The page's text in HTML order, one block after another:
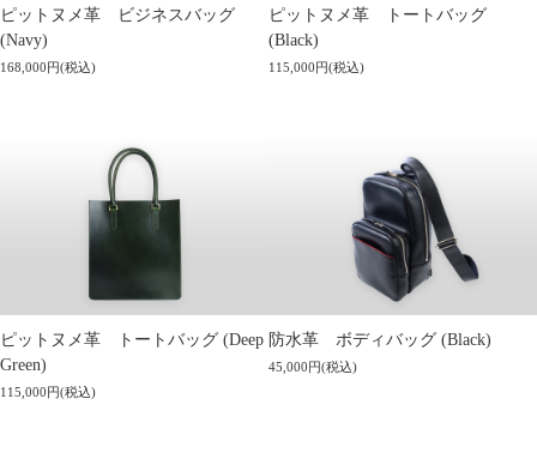
ピットヌメ革 ビジネスバッグ
(Navy)
168,000円(税込)
ピットヌメ革 トートバッグ
(Black)
115,000円(税込)
ピットヌメ革 トートバッグ (Deep
Green)
115,000円(税込)
防水革 ボディバッグ (Black)
45,000円(税込)